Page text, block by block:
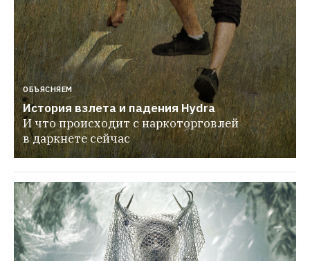
ОБЪЯСНЯЕМ
История взлета и падения Hydra
И что происходит с наркоторговлей
в даркнете сейчас